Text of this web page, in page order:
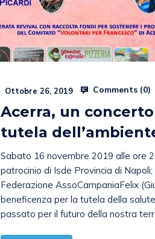
Ottobre 26, 2019 Comments (0)
Acerra, un
tutela
Sabato 16 novembre 2019 alle ore
patrocinio di Isde Provincia di
Federazione AssoCampaniaFelix
beneficenza per la tutela della
passato per il futuro della nostra